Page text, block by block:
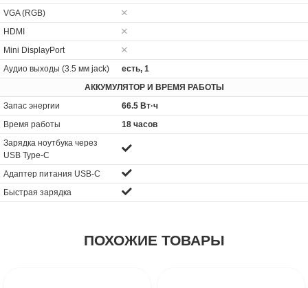
VGA (RGB)
HDMI
Mini DisplayPort
Аудио выходы (3.5 мм jack)
есть, 1
АККУМУЛЯТОР И ВРЕМЯ РАБОТЫ
Запас энергии
66.5 Вт·ч
Время работы
18 часов
Зарядка ноутбука через
USB Type-C
Адаптер питания USB-C
Быстрая зарядка
ПОХОЖИЕ ТОВАРЫ